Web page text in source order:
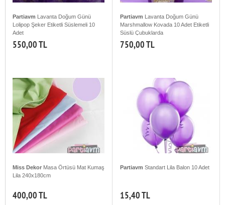
Partiavm Lavanta Doğum Günü
Lolipop Şeker Etiketli Süslemeli 10
Adet
550,00 TL
Partiavm Lavanta Doğum Günü
Marshmallow Kovada 10 Adet Etiketli
Süslü Çubuklarda
750,00 TL
Miss Dekor Masa Örtüsü Mat Kumaş
Lila 240x180cm
400,00 TL
Partiavm Standart Lila Balon 10 Adet
15,40 TL